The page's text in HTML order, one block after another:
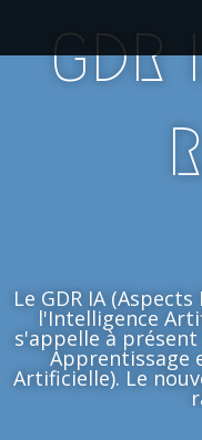
i
GDR
Le GDR IA
l'Intelligence
s'appelle à présent
Apprentissage
Artificielle). Le